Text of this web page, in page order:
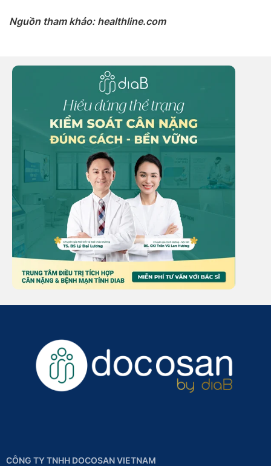
Nguồn tham khảo: healthline.com
CÔNG TY TNHH DOCOSAN VIETNAM